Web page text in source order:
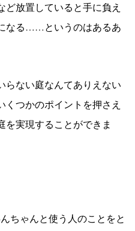
放置していると手に負え
なる……というのはあるあ
らない庭なんてありえない
くつかのポイントを押さえ
を実現することができま
ちゃんと使う人のことをと